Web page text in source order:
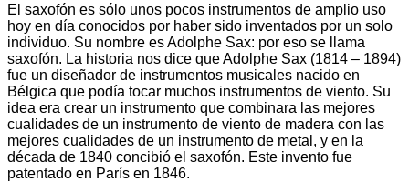
El saxofón es sólo unos pocos instrumentos de amplio uso
hoy en día conocidos por haber sido inventados por un solo
individuo. Su nombre es Adolphe Sax: por eso se llama
saxofón. La historia nos dice que Adolphe Sax (1814 – 1894)
fue un diseñador de instrumentos musicales nacido en
Bélgica que podía tocar muchos instrumentos de viento. Su
idea era crear un instrumento que combinara las mejores
cualidades de un instrumento de viento de madera con las
mejores cualidades de un instrumento de metal, y en la
década de 1840 concibió el saxofón. Este invento fue
patentado en París en 1846.